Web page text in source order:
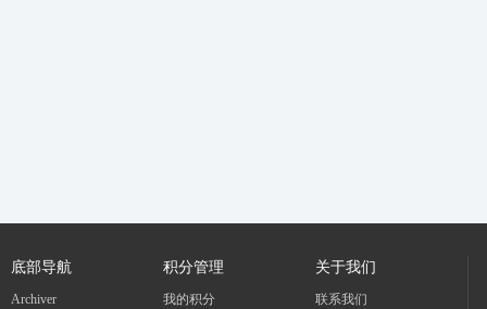
底部导航
Archiver
积分管理
我的积分
关于我们
联系我们